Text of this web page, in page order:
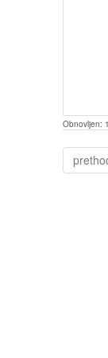
Obnovljen: